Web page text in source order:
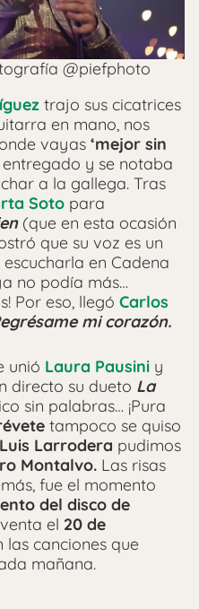
@piefphoto
trajo sus cicatrices
en mano, nos
vayas ‘mejor sin
y se notaba
a la gallega. Tras
Soto para
(que en esta ocasión
que su voz es un
en Cadena
no podía más…
Por eso, llegó Carlos
mi corazón.
unió Laura Pausini y
directo su dueto La
sin palabras… ¡Pura
tampoco se quiso
Luis Larrodera pudimos
Montalvo. Las risas
fue el momento
del disco de
el 20 de
las canciones que
mañana.